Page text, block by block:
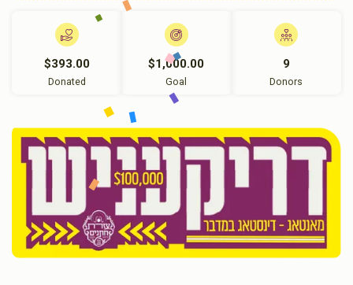
$393.00
Donated
$1,000.00
Goal
9
Donors